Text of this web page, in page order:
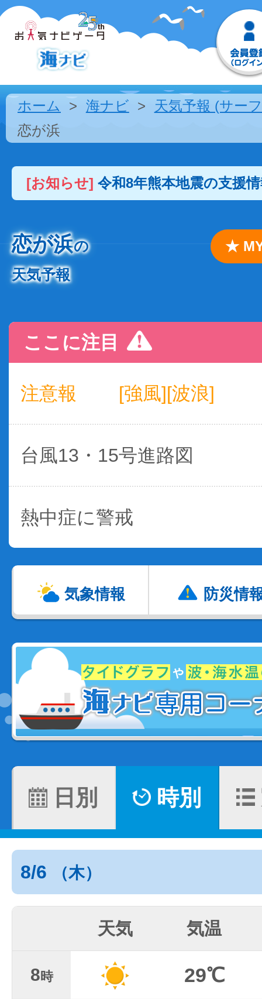
ホーム 海ナビ
天気予報 (サー
恋が浜
[お知らせ] 令和8年熊本地震の支援
恋が浜の
天気予報
★
ここに注目
注意報 [強風][波浪]
台風13・15号進路図
熱中症に警戒
気象情報 防災情
日別 時別
8/6 （木）
天気 気温
8時 29℃